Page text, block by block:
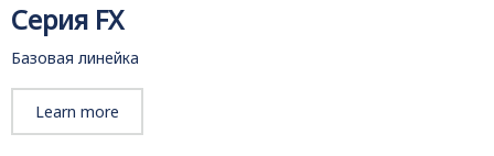
Серия FX
Базовая линейка
Learn more